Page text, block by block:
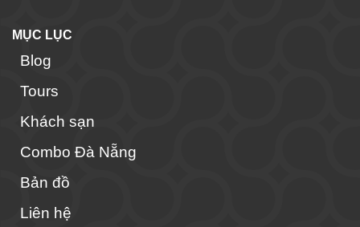
MỤC LỤC
Blog
Tours
Khách sạn
Combo Đà Nẵng
Bản đồ
Liên hệ